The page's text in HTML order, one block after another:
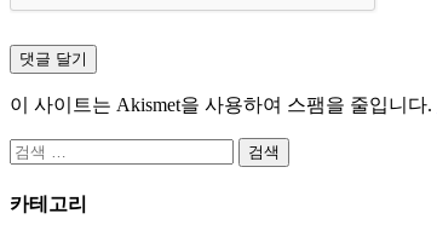
이 사이트는 Akismet을 사용하여 스팸을 줄입니다.
검
카테고리